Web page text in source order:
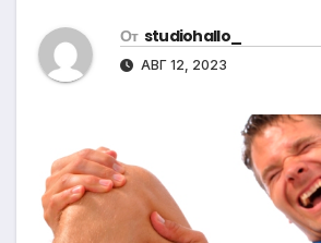
От studiohallo_
АВГ 12, 2023